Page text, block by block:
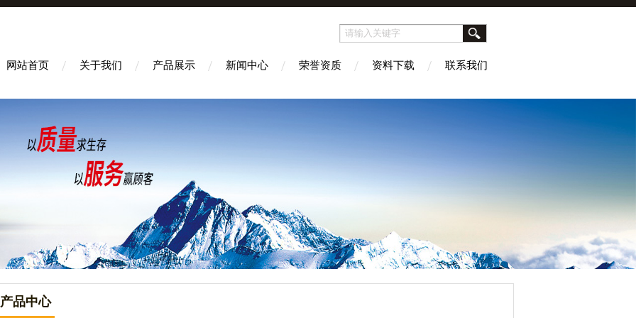
网站首页 关于我们 产品展示 新闻中心 荣誉资质 资料下载 联系我们
产品中心